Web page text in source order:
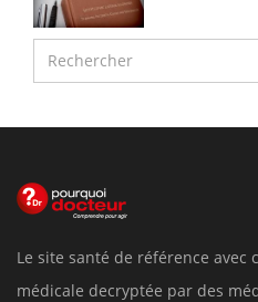
Le site santé de référence
médicale decryptée par des